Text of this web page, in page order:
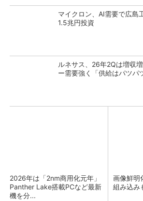
マイクロン、AI需要で広
1.5兆円投資
ルネサス、26年2Qは増収
ー需要強く「供給はパツパ
2026年は「2nm商用化元年」
Panther Lake搭載PCなど最新
機を分...
画像鮮明
組み込み